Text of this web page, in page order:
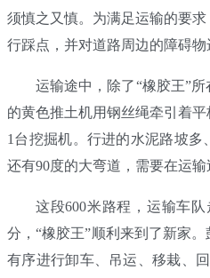
须慎之又慎。为满足运输的要
行踩点，并对道路周边的障碍物
运输途中，除了“橡胶王”
的黄色推土机用钢丝绳牵引着
1台挖掘机。行进的水泥路坡多
还有90度的大弯道，需要在运输
这段600米路程，运输车
分，“橡胶王”顺利来到了新家
有序进行卸车、吊运、移栽、